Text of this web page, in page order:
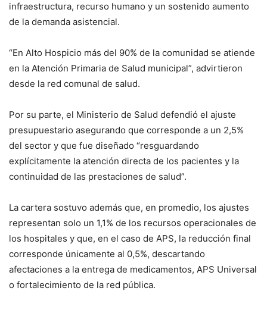
infraestructura, recurso humano y un sostenido aumento
de la demanda asistencial.
“En Alto Hospicio más del 90% de la comunidad se atiende
en la Atención Primaria de Salud municipal”, advirtieron
desde la red comunal de salud.
Por su parte, el Ministerio de Salud defendió el ajuste
presupuestario asegurando que corresponde a un 2,5%
del sector y que fue diseñado “resguardando
explícitamente la atención directa de los pacientes y la
continuidad de las prestaciones de salud”.
La cartera sostuvo además que, en promedio, los ajustes
representan solo un 1,1% de los recursos operacionales de
los hospitales y que, en el caso de APS, la reducción final
corresponde únicamente al 0,5%, descartando
afectaciones a la entrega de medicamentos, APS Universal
o fortalecimiento de la red pública.